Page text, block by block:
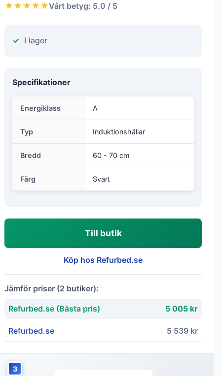
★★★★★Vårt betyg: 5.0 / 5
I lager
Specifikationer
Energiklass A
Typ Induktionshällar
Bredd 60 - 70 cm
Färg Svart
Till butik
Köp hos Refurbed.se
Jämför priser (2 butiker):
Refurbed.se (Bästa pris) 5 005 kr
Refurbed.se 5 539 kr
3